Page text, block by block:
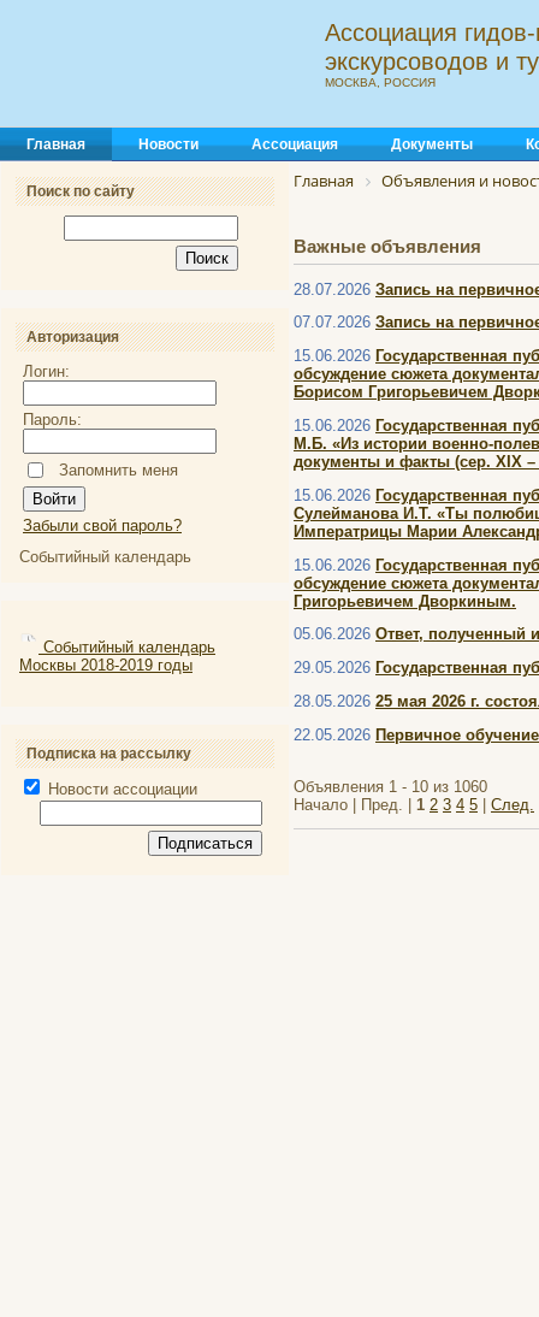
Ассоциация
экскурсоводов и
МОСКВА, РОССИЯ
Главная Новости Ассоциация Документы
Поиск по сайту
Авторизация
Логин:
Пароль:
Запомнить меня
Забыли свой пароль?
Событийный календарь
Событийный календарь
Москвы 2018-2019 годы
Подписка на рассылку
Новости ассоциации
Главная Объявления и
Важные объявления
28.07.2026 Запись на
07.07.2026 Запись на
15.06.2026 Государственная
обсуждение сюжета
Борисом Григорьевичем
15.06.2026 Государственная
М.Б. «Из истории военно-
документы и факты (сер. XIX –
15.06.2026 Государственная
Сулейманова И.Т. «Ты
Императрицы Марии
15.06.2026 Государственная
обсуждение сюжета
Григорьевичем Дворкиным.
05.06.2026 Ответ, полученный
29.05.2026 Государственная
28.05.2026 25 мая 2026 г.
22.05.2026 Первичное
Объявления 1 - 10 из 1060
Начало | Пред. | 1 2 3 4 5 | След.